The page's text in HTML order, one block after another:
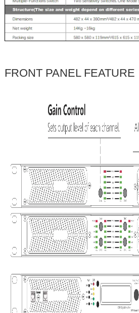
FRONT PANEL FEATURE